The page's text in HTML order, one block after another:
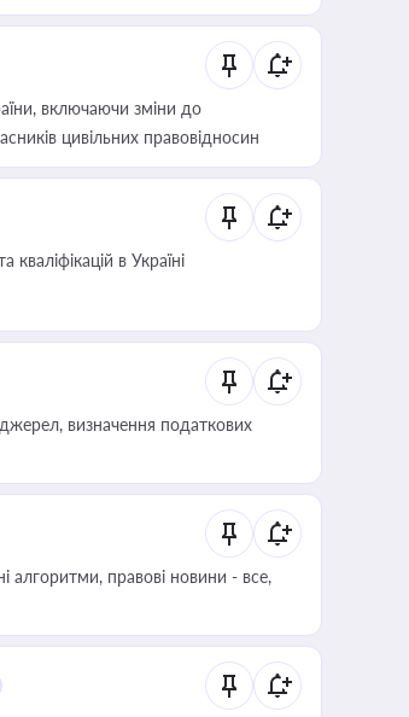
включаючи зміни до
цивільних правовідносин
в Україні
визначення податкових
алгоритми, правові новини - все,